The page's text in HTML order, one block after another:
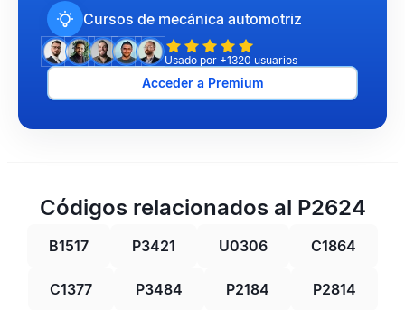
Cursos de mecánica automotriz
Usado por +1320 usuarios
Acceder a Premium
Códigos relacionados al P2624
B1517 P3421 U0306 C1864
C1377 P3484 P2184 P2814